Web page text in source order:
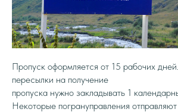
Пропуск оформляется от 15 рабочих
пересылки на получение
пропуска нужно закладывать 1
Некоторые погрануправления